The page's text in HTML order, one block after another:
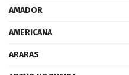
AMADOR
AMERICANA
ARARAS